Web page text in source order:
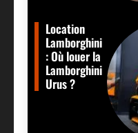
Location
Lamborghini
: Où louer la
Lamborghini
Urus ?